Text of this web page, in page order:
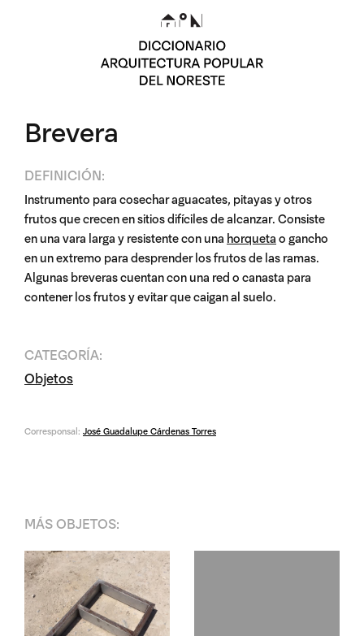
Brevera
DEFINICIÓN:
Instrumento para cosechar aguacates, pitayas y otros
frutos que crecen en sitios difíciles de alcanzar. Consiste
en una vara larga y resistente con una horqueta o gancho
en un extremo para desprender los frutos de las ramas.
Algunas breveras cuentan con una red o canasta para
contener los frutos y evitar que caigan al suelo.
CATEGORÍA:
Objetos
Corresponsal: José Guadalupe Cárdenas Torres
MÁSOBJETOS: